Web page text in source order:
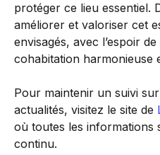
protéger ce lieu essentiel.
améliorer et valoriser cet
envisagés, avec l’espoir
cohabitation harmonieuse
Pour maintenir un suivi
actualités, visitez le site de
où toutes les informations
continu.